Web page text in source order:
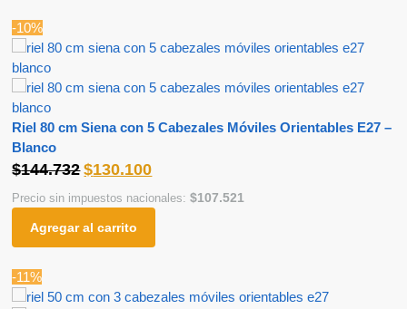
-10%
Riel 80 cm Siena con 5 Cabezales Móviles Orientables E27 –
Blanco
$144.732 $130.100
Precio sin impuestos nacionales:$107.521
Agregar al carrito
-11%